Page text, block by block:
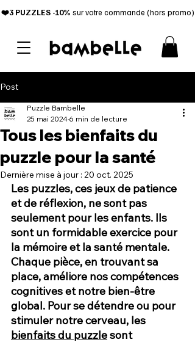
❤️3 PUZZLES -10% sur votre commande (hors promo)
Post
Tous les bienfaits du
puzzle pour la santé
Puzzle Bambelle
25 mai 2024 6 min de lecture
Dernière mise à jour : 20 oct. 2025
Les puzzles, ces jeux de patience
et de réflexion, ne sont pas
seulement pour les enfants. Ils
sont un formidable exercice pour
la mémoire et la santé mentale.
Chaque pièce, en trouvant sa
place, améliore nos compétences
cognitives et notre bien-être
global. Pour se détendre ou pour
stimuler notre cerveau, les
bienfaits du puzzle sont